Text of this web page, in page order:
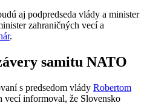
aj podpredseda vlády a minister
zahraničných vecí a
.
samitu NATO
s predsedom vlády Robertom
vecí informoval, že Slovensko